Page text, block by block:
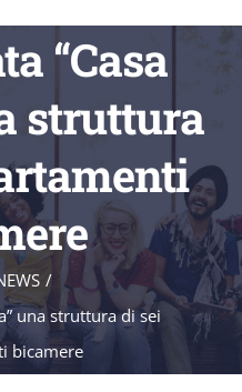
“Casa
struttura
/
una struttura di sei
bicamere